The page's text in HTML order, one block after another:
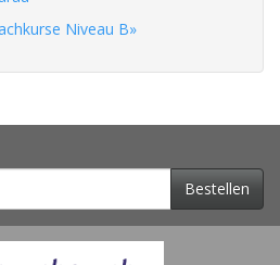
Niveau B»
Bestellen